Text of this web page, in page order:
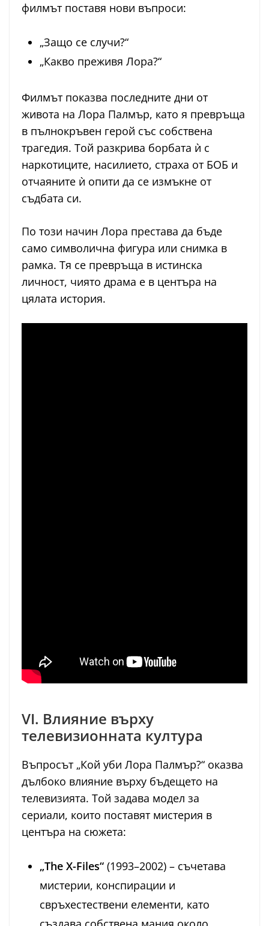
филмът поставя нови въпроси:
„Защо се случи?“
„Какво преживя Лора?“
Филмът показва последните дни от
живота на Лора Палмър, като я превръща
в пълнокръвен герой със собствена
трагедия. Той разкрива борбата ѝ с
наркотиците, насилието, страха от БОБ и
отчаяните ѝ опити да се измъкне от
съдбата си.
По този начин Лора престава да бъде
само символична фигура или снимка в
рамка. Тя се превръща в истинска
личност, чиято драма е в центъра на
цялата история.
VI. Влияние върху
телевизионната култура
Въпросът „Кой уби Лора Палмър?“ оказва
дълбоко влияние върху бъдещето на
телевизията. Той задава модел за
сериали, които поставят мистерия в
центъра на сюжета:
„The X-Files“ (1993–2002) – съчетава
мистерии, конспирации и
свръхестествени елементи, като